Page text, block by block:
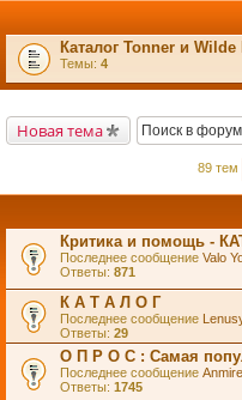
Каталог Tonner и
Темы: 4
Новая тема
89 тем
Критика и помощь -
Последнее сообщение Valo
Ответы: 871
К А Т А Л О Г
Последнее сообщение
Ответы: 29
О П Р О С : Самая
Последнее сообщение Anmire
Ответы: 1745